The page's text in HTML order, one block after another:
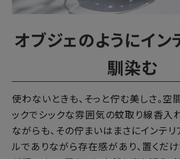
オブジェのようにイン
馴染む
使わないときも、そっと佇む美しさ。空
ックでシックな雰囲気の蚊取り線香入
ながらも、その佇まいはまさにインテリ
ルでありながら存在感があり、置くだ